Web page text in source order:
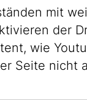
mit
der
wie
Seite nicht